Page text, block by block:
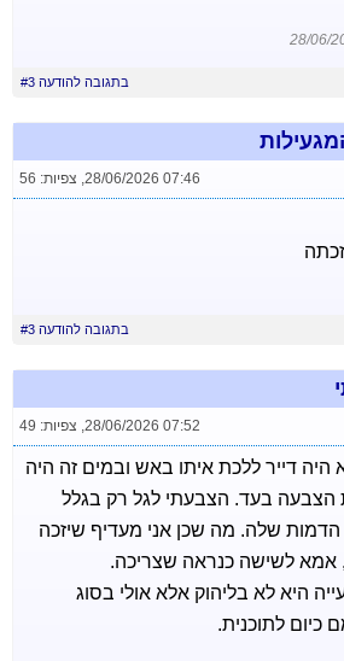
28/06/
בתגובה להודעה #3
28/06/2026 07:46
, צפיות: 56
בתגובה להודעה #3
28/06/2026 07:52
, צפיות: 49
דייר ללכת איתו באש ובמים זה היה
הצבעה בעד. הצבעתי לגל רק בגלל
שלה. מה שכן אני מעדיף שיזכה
אמא לשישה כנראה שצריכה.
היא לא בליהוק אלא אולי בסוג
כיום לתוכנית.